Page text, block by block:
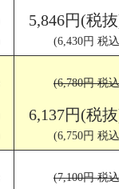
5,846円(税
(6,430円 税
(6,780円 税
6,137円(税
(6,750円 税
(7,100円 税